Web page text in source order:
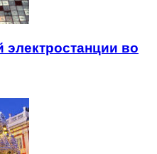
электростанции во